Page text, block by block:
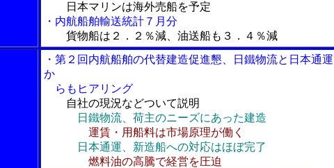
日本マリンは海外売船を予定
・内航船舶輸送統計７月分
貨物船は２．２％減、油送船も３．４％減
・第２回内航船舶の代替建造促進懇、日鐵物流と日本通運
か
らもヒアリング
自社の現況などついて説明
日鐵物流、荷主のニーズにあった建造
運賃・用船料は市場原理が働く
日本通運、新造船への対応はほぼ完了
燃料油の高騰で経営を圧迫